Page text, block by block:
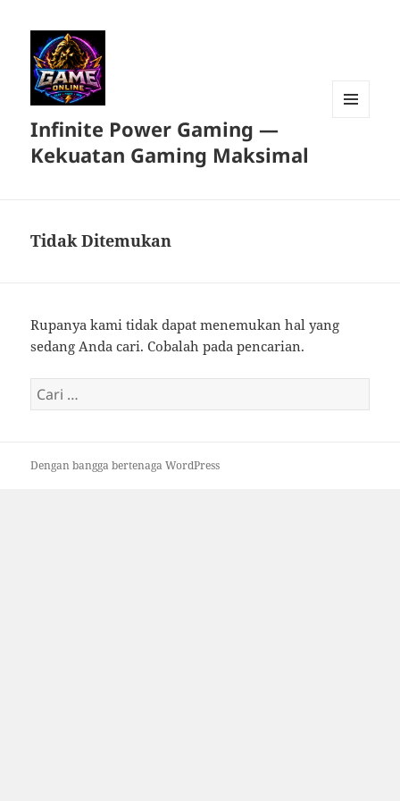
Infinite Power Gaming —
Kekuatan Gaming Maksimal
Tidak Ditemukan
Rupanya kami tidak dapat menemukan hal yang
sedang Anda cari. Cobalah pada pencarian.
Cari
untuk:
Dengan bangga bertenaga WordPress